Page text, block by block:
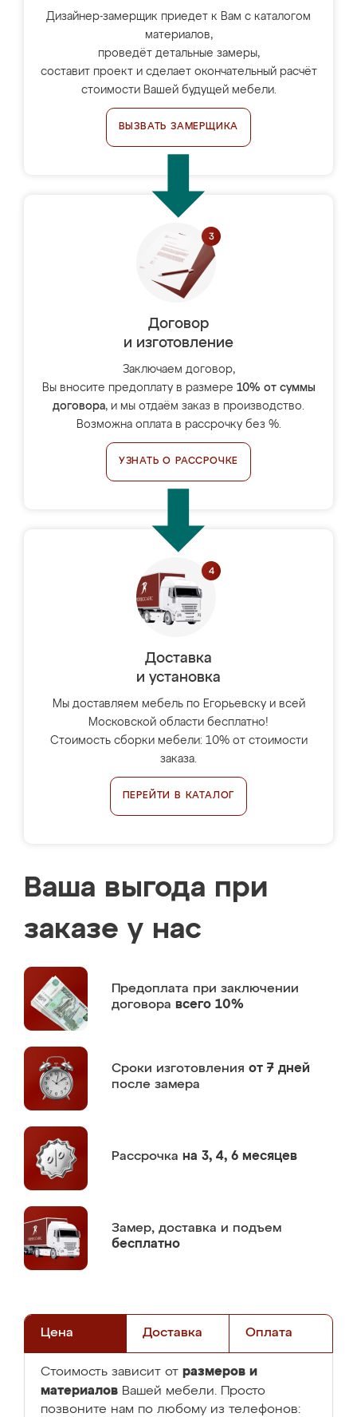
Дизайнер-замерщик приедет к Вам с каталогом
материалов,
проведёт детальные замеры,
составит проект и сделает окончательный расчёт
стоимости Вашей будущей мебели.
ВЫЗВАТЬ ЗАМЕРЩИКА
Договор
и изготовление
Заключаем договор,
Вы вносите предоплату в размере 10% от суммы
договора, и мы отдаём заказ в производство.
Возможна оплата в рассрочку без %.
УЗНАТЬ О РАССРОЧКЕ
Доставка
и установка
Мы доставляем мебель по Егорьевску и всей
Московской области бесплатно!
Стоимость сборки мебели: 10% от стоимости
заказа.
ПЕРЕЙТИ В КАТАЛОГ
Ваша выгода при
заказе у нас
Предоплата при заключении
договора всего 10%
Сроки изготовления от 7 дней
после замера
Рассрочка на 3, 4, 6 месяцев
Замер, доставка и подъем
бесплатно
Цена Доставка Оплата
Стоимость зависит от размеров и
материалов Вашей мебели. Просто
позвоните нам по любому из телефонов: